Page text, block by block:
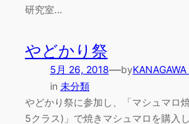
研究室…
やどかり祭
5月 26, 2018—by
in 未分類
やどかり祭に参加し、「マシュマロ
5クラス)」で焼きマシュマロを購入し